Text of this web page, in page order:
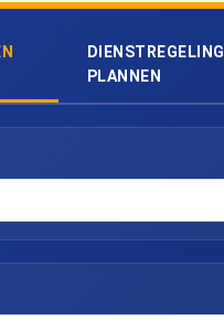
DIENSTREGELING
PLANNEN